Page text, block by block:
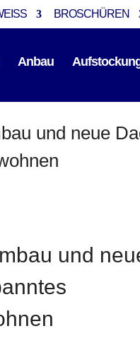
BROSCHÜREN
Anbau
und neue
und